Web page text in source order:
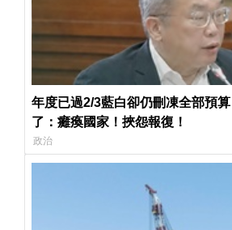
年度已過2/3藍白卻仍刪凍全部預
了：癱瘓國家！挾怨報復！
政治